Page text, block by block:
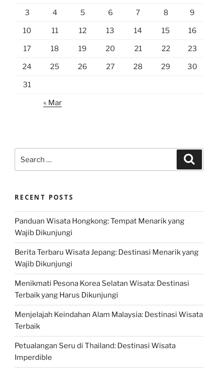
3 4 5 6 7 8 9
10 11 12 13 14 15 16
17 18 19 20 21 22 23
24 25 26 27 28 29 30
31
« Mar
for:
RECENT POSTS
Panduan Wisata Hongkong: Tempat Menarik yang
Wajib Dikunjungi
Berita Terbaru Wisata Jepang: Destinasi Menarik yang
Wajib Dikunjungi
Menikmati Pesona Korea Selatan Wisata: Destinasi
Terbaik yang Harus Dikunjungi
Menjelajah Keindahan Alam Malaysia: Destinasi Wisata
Terbaik
Petualangan Seru di Thailand: Destinasi Wisata
Imperdible